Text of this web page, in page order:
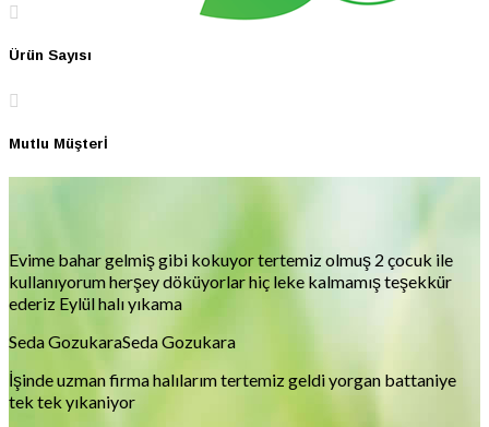
Ürün Sayısı
Mutlu Müşterİ
Evime bahar gelmiş gibi kokuyor tertemiz olmuş 2 çocuk ile
kullanıyorum herşey döküyorlar hiç leke kalmamış teşekkür
ederiz Eylül halı yıkama
Seda GozukaraSeda Gozukara
İşinde uzman firma halılarım tertemiz geldi yorgan battaniye
tek tek yıkaniyor